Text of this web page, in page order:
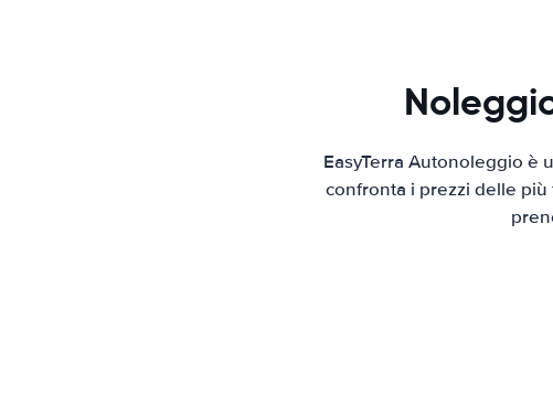
EasyTerra Autonoleggio è
confronta i prezzi delle